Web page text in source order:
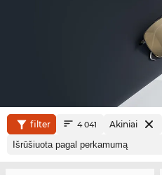
filter 4 041 Akiniai